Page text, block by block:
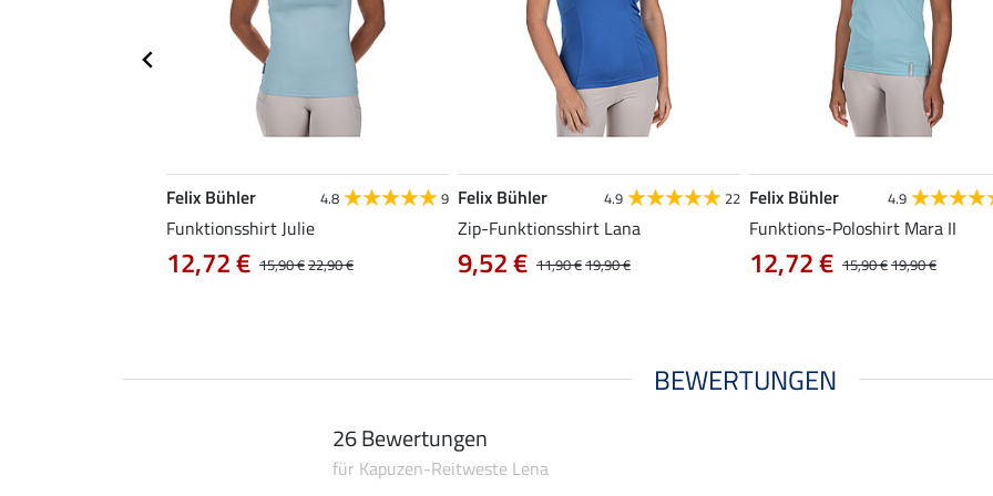
Felix Bühler 4.8 9
Funktionsshirt Julie
15,90 €22,90 €
12,72 €
Felix Bühler 4.9 22
Zip-Funktionsshirt Lana
11,90 €19,90 €
9,52 €
Felix Bühler 4.9
Funktions-Poloshirt Mara II
15,90 €19,90 €
12,72 €
BEWERTUNGEN
26 Bewertungen
für Kapuzen-Reitweste Lena